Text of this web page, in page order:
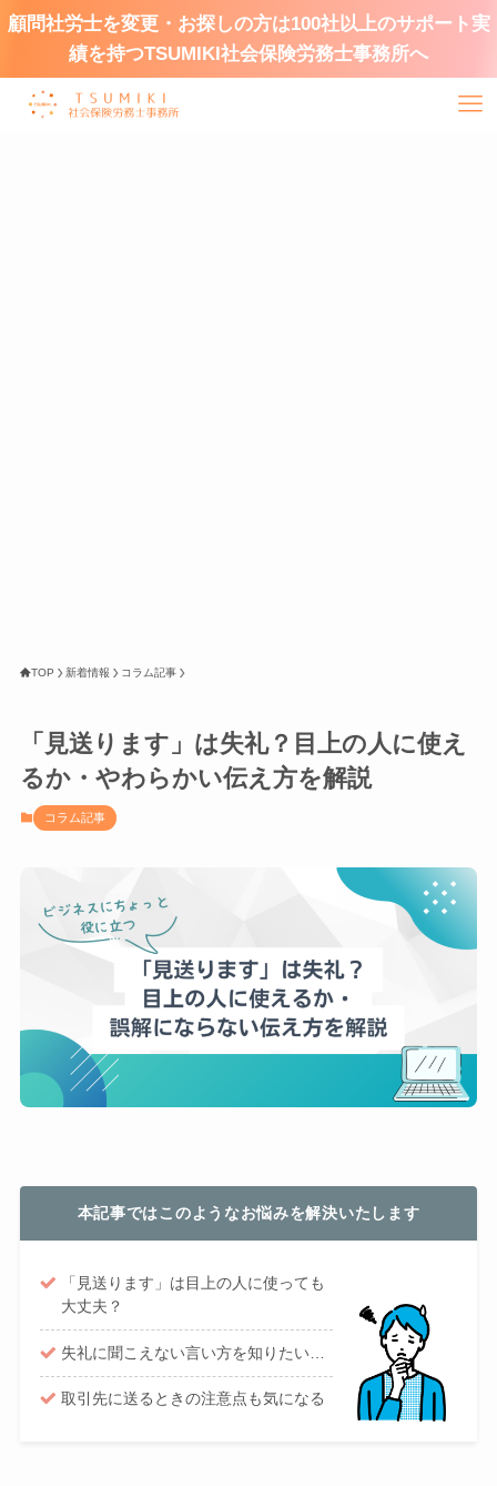
顧問社労士を変更・お探しの方は100社以上のサポート実
績を持つTSUMIKI社会保険労務士事務所へ
TOP 新着情報 コラム記事
「見送ります」は失礼？目上の人に使え
るか・やわらかい伝え方を解説
コラム記事
本記事ではこのようなお悩みを解決いたします
「見送ります」は目上の人に使っても
大丈夫？
失礼に聞こえない言い方を知りたい…
取引先に送るときの注意点も気になる